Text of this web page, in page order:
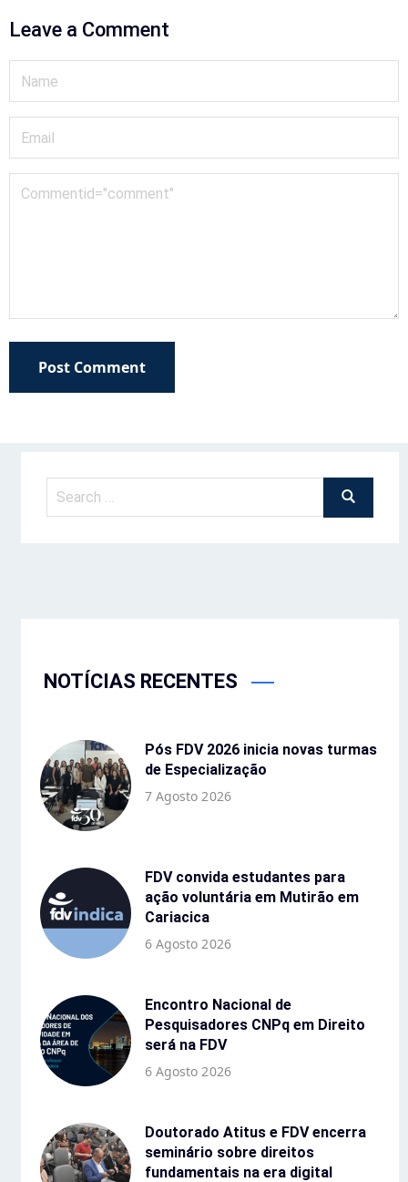
Leave a Comment
Post Comment
NOTÍCIAS RECENTES
Pós FDV 2026 inicia novas turmas
de Especialização
7 Agosto 2026
FDV convida estudantes para
ação voluntária em Mutirão em
Cariacica
6 Agosto 2026
Encontro Nacional de
Pesquisadores CNPq em Direito
será na FDV
6 Agosto 2026
Doutorado Atitus e FDV encerra
seminário sobre direitos
fundamentais na era digital